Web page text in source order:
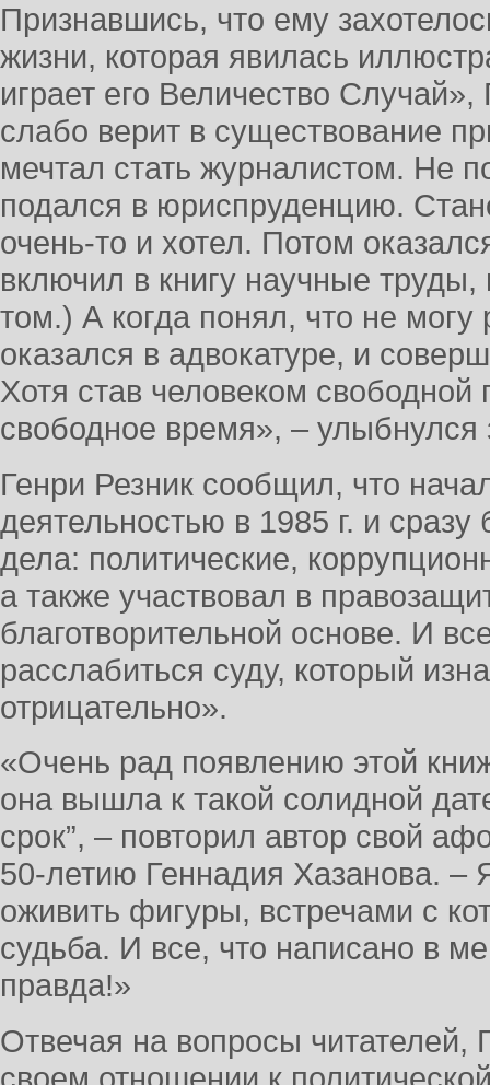
Признавшись, что ему
жизни, которая явилась
играет его Величество
слабо верит в существование
мечтал стать журналистом. Не
подался в юриспруденцию.
очень-то и хотел. Потом
включил в книгу научные
том.) А когда понял, что не могу
оказался в адвокатуре, и
Хотя став человеком
свободное время», – улыбнулся
Генри Резник сообщил, что
деятельностью в 1985 г. и
дела: политические,
а также участвовал в
благотворительной основе. И
расслабиться суду, который
отрицательно».
«Очень рад появлению этой
она вышла к такой солидной
срок”, – повторил автор свой
50-летию Геннадия Хазанова. –
оживить фигуры, встречами с
судьба. И все, что написано в
правда!»
Отвечая на вопросы читателей,